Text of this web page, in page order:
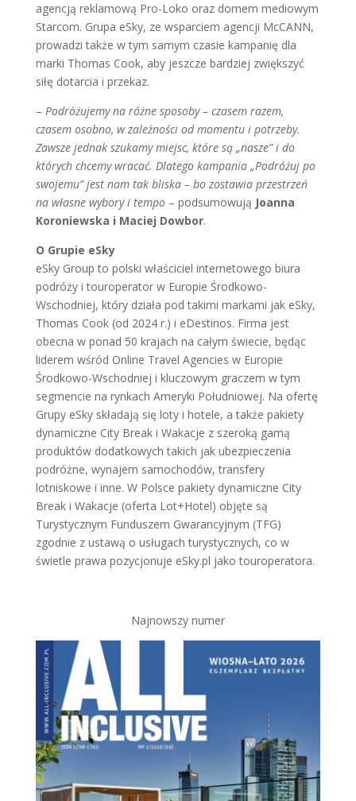
agencją reklamową Pro-Loko oraz domem mediowym
Starcom. Grupa eSky, ze wsparciem agencji McCANN,
prowadzi także w tym samym czasie kampanię dla
marki Thomas Cook, aby jeszcze bardziej zwiększyć
siłę dotarcia i przekaz.
– Podróżujemy na różne sposoby – czasem razem,
czasem osobno, w zależności od momentu i potrzeby.
Zawsze jednak szukamy miejsc, które są „nasze” i do
których chcemy wracać. Dlatego kampania „Podróżuj po
swojemu” jest nam tak bliska – bo zostawia przestrzeń
na własne wybory i tempo– podsumowują Joanna
Koroniewska i Maciej Dowbor.
O Grupie eSky
eSky Group to polski właściciel internetowego biura
podróży i touroperator w Europie Środkowo-
Wschodniej, który działa pod takimi markami jak eSky,
Thomas Cook (od 2024 r.) i eDestinos. Firma jest
obecna w ponad 50 krajach na całym świecie, będąc
liderem wśród Online Travel Agencies w Europie
Środkowo-Wschodniej i kluczowym graczem w tym
segmencie na rynkach Ameryki Południowej. Na ofertę
Grupy eSky składają się loty i hotele, a także pakiety
dynamiczne City Break i Wakacje z szeroką gamą
produktów dodatkowych takich jak ubezpieczenia
podróżne, wynajem samochodów, transfery
lotniskowe i inne. W Polsce pakiety dynamiczne City
Break i Wakacje (oferta Lot+Hotel) objęte są
Turystycznym Funduszem Gwarancyjnym (TFG)
zgodnie z ustawą o usługach turystycznych, co w
świetle prawa pozycjonuje eSky.pl jako touroperatora.
Najnowszy numer